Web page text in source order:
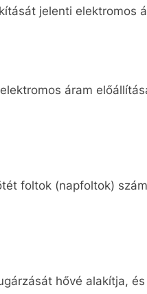
jelenti elektromos
áram
foltok (napfoltok)
hővé alakítja,